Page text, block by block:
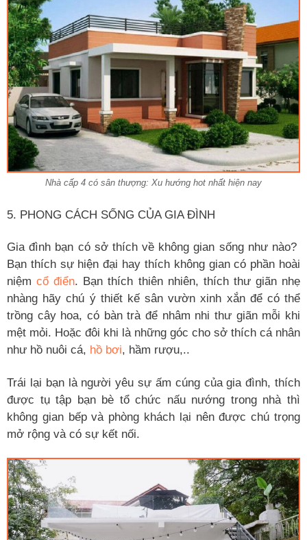
Nhà cấp 4 có sân thượng: Xu hướng hot nhất hiện nay
5. PHONG CÁCH SỐNG CỦA GIA ĐÌNH
Gia đình bạn có sở thích về không gian sống như nào?
Bạn thích sự hiện đại hay thích không gian có phần hoài
niệmcổ điển. Bạn thích thiên nhiên, thích thư giãn nhẹ
nhàng hãy chú ý thiết kế sân vườn xinh xắn để có thể
trồng cây hoa, có bàn trà để nhâm nhi thư giãn mỗi khi
mệt mỏi. Hoặc đôi khi là những góc cho sở thích cá nhân
như hồ nuôi cá, hồ bơi, hầm rượu,..
Trái lại bạn là người yêu sự ấm cúng của gia đình, thích
được tụ tập bạn bè tổ chức nấu nướng trong nhà thì
không gian bếp và phòng khách lại nên được chú trọng
mở rộng và có sự kết nối.